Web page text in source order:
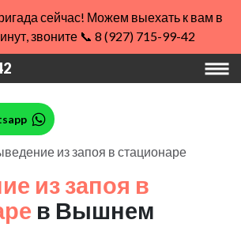
сейчас! Можем выехать к вам в
звоните 📞 8 (927) 715-99-42
из запоя в стационаре
из запоя в
в Вышнем